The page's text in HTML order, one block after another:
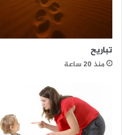
ب
س
تباريح
منذ 20 ساعة